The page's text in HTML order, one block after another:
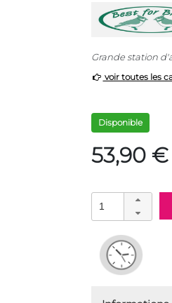
Grande station
voir toutes les
Disponible
53,90 €